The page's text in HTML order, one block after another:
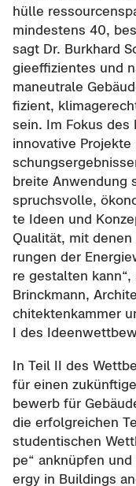
hül­le
min­des­tens 40,
sagt Dr. Burk­hard
gie­ef­fi­zi­en­tes und
ma­neu­tra­le
fi­zi­ent,
sein. Im Fokus
in­no­va­ti­ve
brei­te An­wen­dung
spruchs­vol­le,
te Ideen und
Qua­li­tät, mit
run­gen der
re ge­stal­ten
Brinckmann,
chi­tek­ten­kam­mer
I des
In Teil II des
für einen
be­werb für
die er­folg­rei­chen
stu­den­ti­schen
pe“ an­knüp­fen
er­gy in Buil­dings